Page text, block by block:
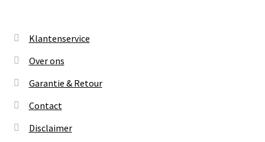
Klantenservice
Over ons
Garantie & Retour
Contact
Disclaimer